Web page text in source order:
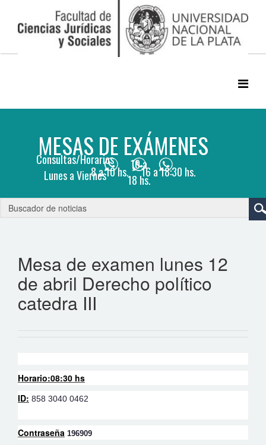
Mesa de examen lunes 12
de abril Derecho político
catedra III
Horario:08:30 hs
ID: 858 3040 0462
Contraseña 196909